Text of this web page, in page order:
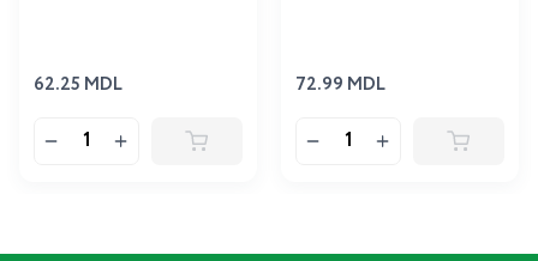
62.25 MDL 72.99 MDL